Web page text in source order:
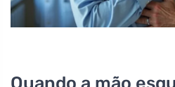
Quando a mão